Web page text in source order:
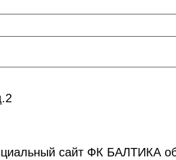
сайт ФК БАЛТИКА